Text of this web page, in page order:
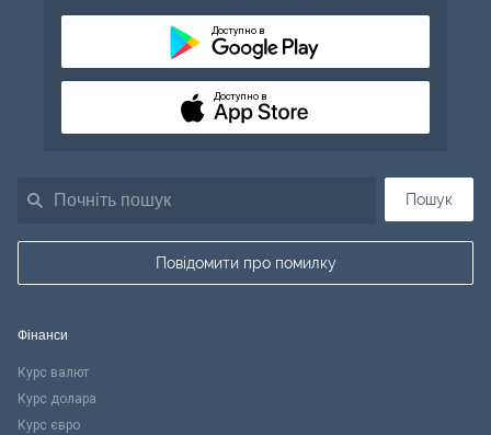
Пошук
Повідомити про помилку
Доступно в
Доступно в
Фінанси
Курс валют
Курс долара
Курс євро